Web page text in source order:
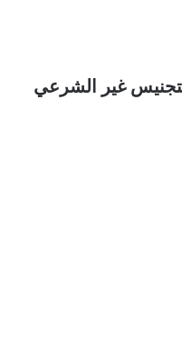
غير الشرعي